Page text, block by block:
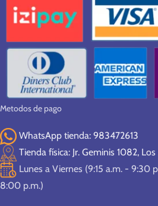
Metodos de pago
WhatsApp tienda: 983472613
Tienda física: Jr. Geminis 1082,
Lunes a Viernes (9:15 a.m. - 9:30
8:00 p.m.)